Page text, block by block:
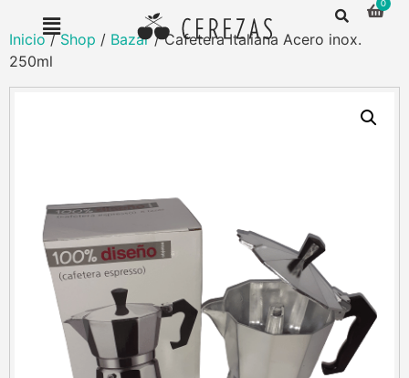
Inicio/Shop / Bazar/ Cafetera Italiana Acero inox.
250ml